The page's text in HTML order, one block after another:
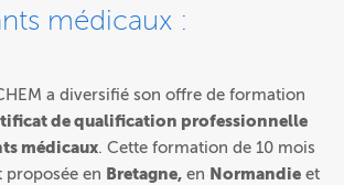
médicaux :
a diversifié son offre de formation
de qualification professionnelle
médicaux. Cette formation de 10 mois
proposée en Bretagne, en Normandie et